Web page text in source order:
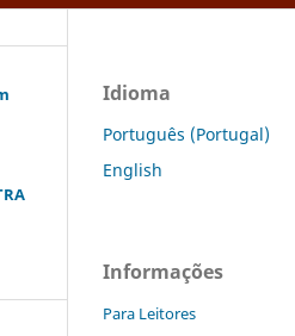
Idioma
Português (Portugal)
English
Informações
Para Leitores